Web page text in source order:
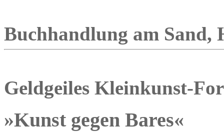
Buchhandlung am Sand,
Geldgeiles Kleinkunst-
»Kunst gegen Bares«